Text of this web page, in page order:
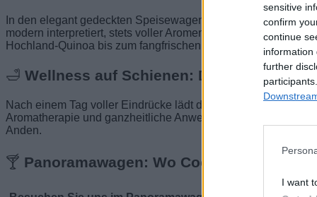
sensitive
confirm
continue
information
further
I want
In den elegant gedeckten Speisewagen servieren
modern interpretiert, stets voller Aromen. Jedes Menü ist
Hochland-Quinoa bis zum fangfrischen Fisch aus dem
🛁 Wellness auf Schienen: Der Picaflor-Spa
Nach einem Tag voller Eindrücke lädt der hauseigene Spa-
Aromatherapie und ganzheitliche Anwendungen sorgen für
Anden.
🍸 Panoramawagen: Wo Cocktails zaubern